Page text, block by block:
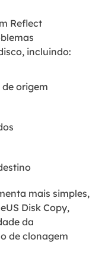
Reflect
incluindo:
origem
mais simples,
Disk Copy,
da
de clonagem